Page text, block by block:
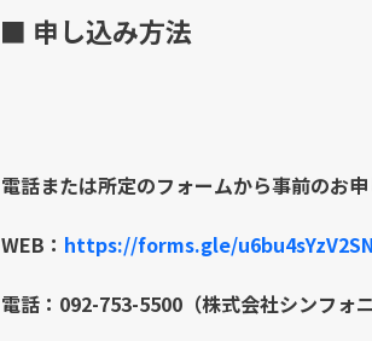
■ 申し込み方法
電話または所定のフォームから事前のお申
WEB： https://forms.gle/
電話：092-753-5500（株式会社シンフォ